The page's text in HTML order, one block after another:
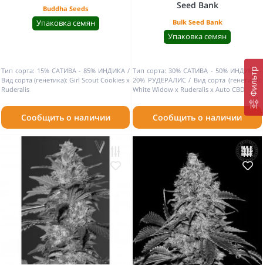
Фильтр
Buddha Seeds
Упаковка семян
Тип сорта: 15% САТИВА - 85% ИНДИКА
Вид сорта (генетика): Girl Scout Cookies x
Ruderalis
Сообщить о наличии
Seed Bank
Bulk Seed Bank
Упаковка семян
Тип сорта: 30% САТИВА - 50% ИНДИКА -
20% РУДЕРАЛИС
Вид сорта (генетика):
White Widow x Ruderalis x Auto CBD
Сообщить о наличии